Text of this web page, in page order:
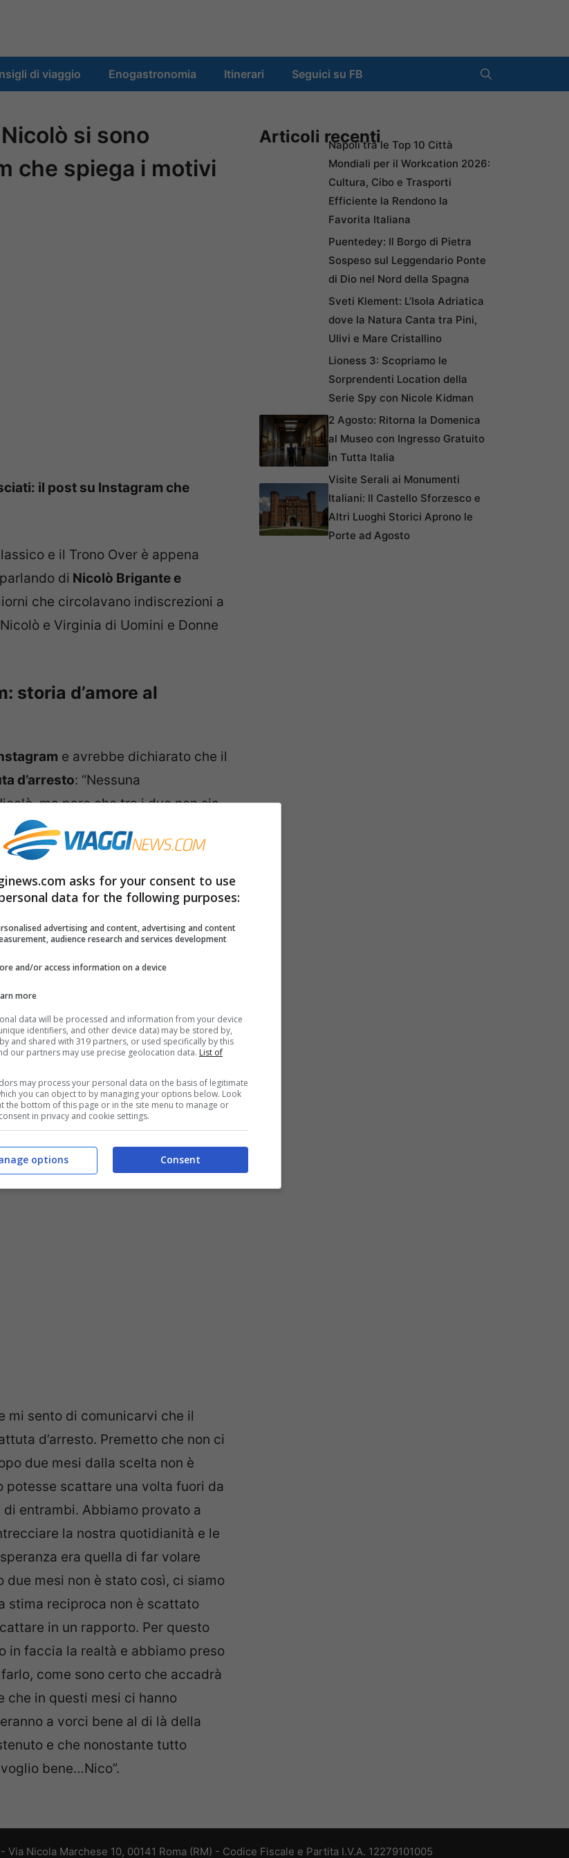
di viaggio Enogastronomia Itinerari Seguici su FB
si sono
che spiega i motivi
il post su Instagram che
e il Trono Over è appena
di Nicolò Brigante e
che circolavano indiscrezioni a
e Virginia di Uomini e Donne
storia d’amore al
e avrebbe dichiarato che il
d’arresto: “Nessuna
ma pare che tra i due non sia
una volta fuori dal programma “Il
d’arresto. Premetto che non ci
due mesi dalla scelta non è
potesse scattare una volta fuori
via Instagram, protagonista della
spiega la fine della storia
mi sento di comunicarvi che il
d’arresto. Premetto che non ci
due mesi dalla scelta non è
scattare una volta fuori da
di entrambi. Abbiamo provato a
la nostra quotidianità e le
era quella di far volare
mesi non è stato così, ci siamo
stima reciproca non è scattato
in un rapporto. Per questo
in faccia la realtà e abbiamo preso
come sono certo che accadrà
che in questi mesi ci hanno
a vorci bene al di là della
e che nonostante tutto
bene…Nico”.
Articoli recentiNapoli tra le Top 10 Città
Mondiali per il Workcation 2026:
Cultura, Cibo e Trasporti
Efficiente la Rendono la
Favorita Italiana
Puentedey: Il Borgo di Pietra
Sospeso sul Leggendario Ponte
di Dio nel Nord della Spagna
Sveti Klement: L’Isola Adriatica
dove la Natura Canta tra Pini,
Ulivi e Mare Cristallino
Lioness 3: Scopriamo le
Sorprendenti Location della
Serie Spy con Nicole Kidman
2 Agosto: Ritorna la Domenica
al Museo con Ingresso Gratuito
in Tutta Italia
Visite Serali ai Monumenti
Italiani: Il Castello Sforzesco e
Altri Luoghi Storici Aprono le
Porte ad Agosto
Nicola Marchese 10, 00141 Roma (RM) - Codice Fiscale e Partita I.V.A. 12279101005
asks for your consent to use
data for the following purposes:
advertising and content, advertising and content
audience research and services development
and/or access information on a device
more
data will be processed and information from your device
identifiers, and other device data) may be stored by,
and shared with 319 partners, or used specifically by this
our partners may use precise geolocation data. List of
may process your personal data on the basis of legitimate
you can object to by managing your options below. Look
the bottom of this page or in the site menu to manage or
in privacy and cookie settings.
Consent
options